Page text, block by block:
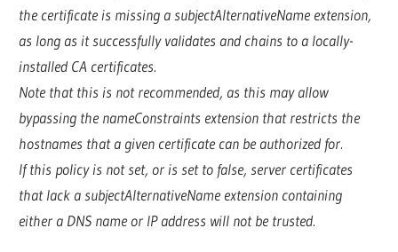
the certificate is missing a subjectAlternativeName extension,
as long as it successfully validates and chains to a locally-
installed CA certificates.
Note that this is not recommended, as this may allow
bypassing the nameConstraints extension that restricts the
hostnames that a given certificate can be authorized for.
If this policy is not set, or is set to false, server certificates
that lack a subjectAlternativeName extension containing
either a DNS name or IP address will not be trusted.